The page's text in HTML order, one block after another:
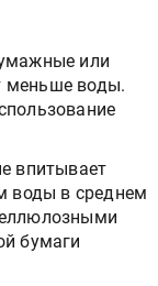
или
меньше воды.
впитывает
воды в среднем
бумаги